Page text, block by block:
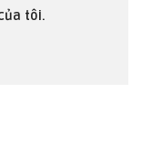
tôi.